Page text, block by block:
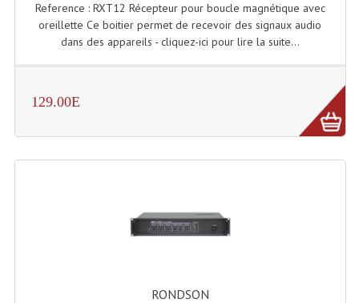
Caissons De Basses
Filtres Actifs, Correcteurs
Reference : RXT12 Récepteur pour boucle magnétique avec
oreillette Ce boitier permet de recevoir des signaux audio
dans des appareils - cliquez-ici pour lire la suite...
129.00E
RONDSON